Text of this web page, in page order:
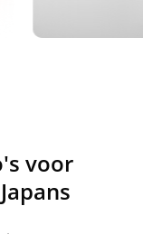
voor